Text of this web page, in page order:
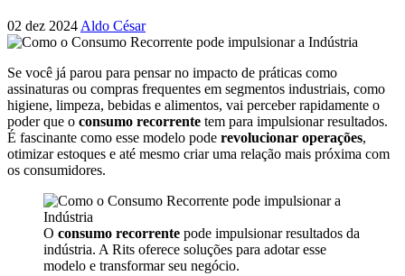
02 dez 2024 Aldo César
Se você já parou para pensar no impacto de práticas como
assinaturas ou compras frequentes em segmentos industriais, como
higiene, limpeza, bebidas e alimentos, vai perceber rapidamente o
poder que o consumo recorrente tem para impulsionar resultados.
É fascinante como esse modelo pode revolucionar operações,
otimizar estoques e até mesmo criar uma relação mais próxima com
os consumidores.
O consumo recorrente pode impulsionar resultados da
indústria. A Rits oferece soluções para adotar esse
modelo e transformar seu negócio.